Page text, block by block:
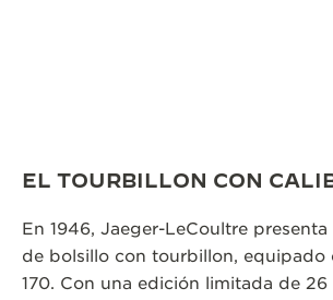
EL TOURBILLON CON
En 1946, Jaeger-LeCoultre
de bolsillo con tourbillon, equipado
170. Con una edición limitada de 26